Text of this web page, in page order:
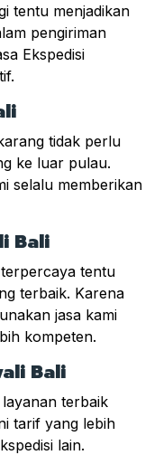
tentu menjadikan
pengiriman
Ekspedisi
tidak perlu
ke luar pulau.
selalu memberikan
Bali
terpercaya tentu
terbaik. Karena
jasa kami
kompeten.
Bali
terbaik
tarif yang lebih
lain.